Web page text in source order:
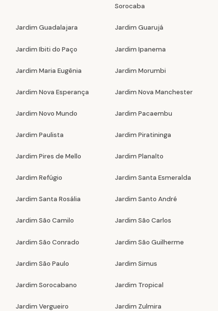
Sorocaba
Jardim Guadalajara Jardim Guarujá
Jardim Ibiti do Paço Jardim Ipanema
Jardim Maria Eugênia Jardim Morumbi
Jardim Nova Esperança Jardim Nova Manchester
Jardim Novo Mundo Jardim Pacaembu
Jardim Paulista Jardim Piratininga
Jardim Pires de Mello Jardim Planalto
Jardim Refúgio Jardim Santa Esmeralda
Jardim Santa Rosália Jardim Santo André
Jardim São Camilo Jardim São Carlos
Jardim São Conrado Jardim São Guilherme
Jardim São Paulo Jardim Simus
Jardim Sorocabano Jardim Tropical
Jardim Vergueiro Jardim Zulmira